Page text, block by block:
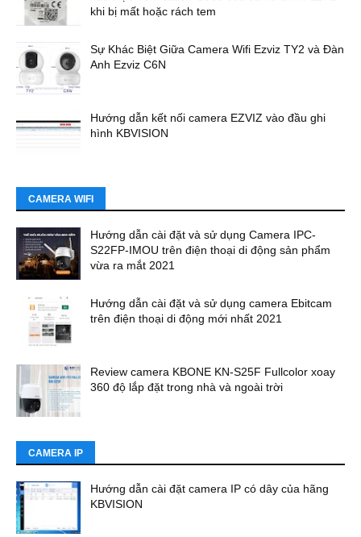
khi bị mất hoặc rách tem
Sự Khác Biệt Giữa Camera Wifi Ezviz TY2 và Đàn
Anh Ezviz C6N
Hướng dẫn kết nối camera EZVIZ vào đầu ghi
hình KBVISION
CAMERA WIFI
Hướng dẫn cài đặt và sử dụng Camera IPC-
S22FP-IMOU trên điện thoại di động sản phẩm
vừa ra mắt 2021
Hướng dẫn cài đặt và sử dụng camera Ebitcam
trên điện thoại di động mới nhất 2021
Review camera KBONE KN-S25F Fullcolor xoay
360 độ lắp đặt trong nhà và ngoài trời
CAMERA IP
Hướng dẫn cài đặt camera IP có dây của hãng
KBVISION